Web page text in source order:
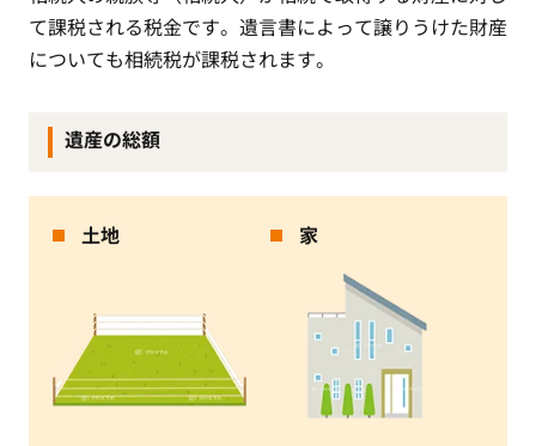
て課税される税金です。遺言書によって譲りうけた財産
についても相続税が課税されます。
遺産の総額
土地 家